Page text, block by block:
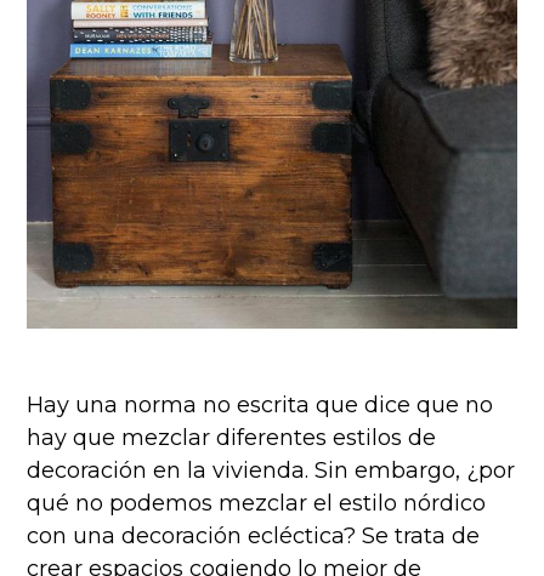
Hay una norma no escrita que dice que no
hay que mezclar diferentes estilos de
decoración en la vivienda. Sin embargo, ¿por
qué no podemos mezclar el estilo nórdico
con una decoración ecléctica? Se trata de
crear espacios cogiendo lo mejor de